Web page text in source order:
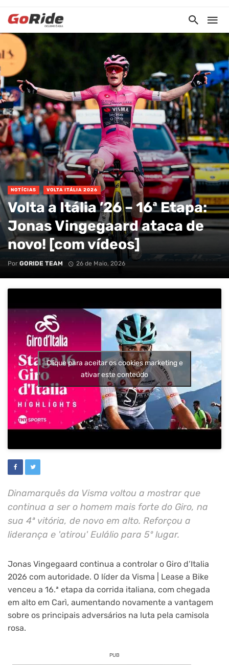
NOTÍCIAS VOLTA ITÁLIA 2026
Volta a Itália ’26 – 16ª Etapa:
Jonas Vingegaard ataca de
novo! [com vídeos]
Por GORIDE TEAM 26 de Maio, 2026
Clique para aceitar os cookies marketing e
ativar este conteúdo
Dinamarquês da Visma voltou a mostrar que
continua a ser o homem mais forte do Giro, na
sua 4ª vitória, de novo em alto. Reforçou a
liderança e 'atirou' Eulálio para 5º lugar.
Jonas Vingegaard continua a controlar o Giro d’Italia
2026 com autoridade. O líder da Visma | Lease a Bike
venceu a 16.ª etapa da corrida italiana, com chegada
em alto em Carì, aumentando novamente a vantagem
sobre os principais adversários na luta pela camisola
rosa.
PUB